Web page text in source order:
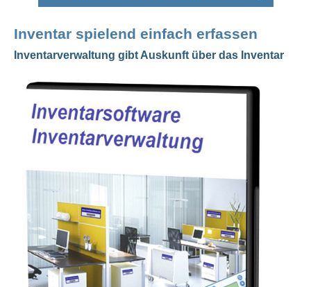
Inventar spielend einfach erfassen
Inventarverwaltung gibt Auskunft über das Inventar